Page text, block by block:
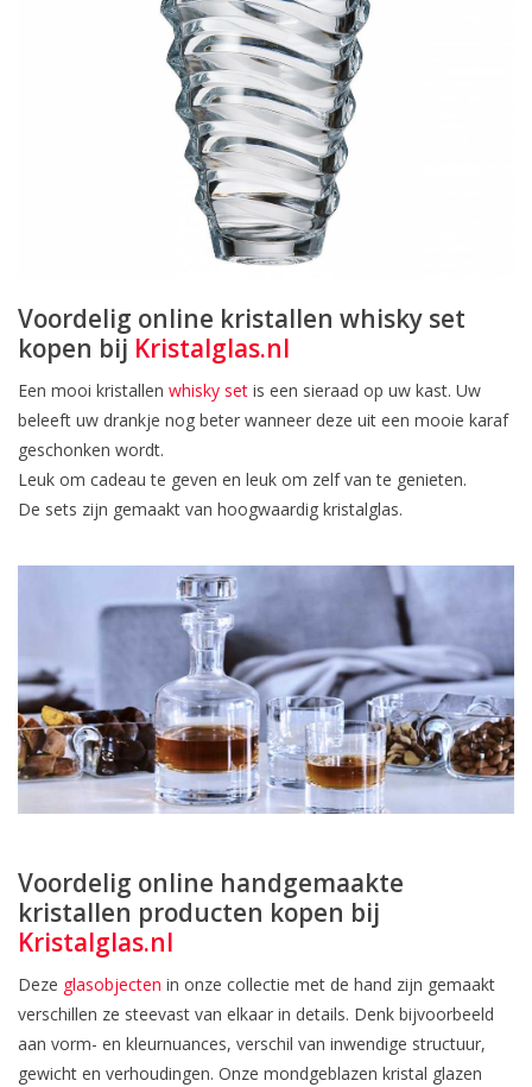
Voordelig online kristallen whisky set
kopen bij Kristalglas.nl
Een mooi kristallen whisky set is een sieraad op uw kast. Uw
beleeft uw drankje nog beter wanneer deze uit een mooie karaf
geschonken wordt.
Leuk om cadeau te geven en leuk om zelf van te genieten.
De sets zijn gemaakt van hoogwaardig kristalglas.
Voordelig online handgemaakte
kristallen producten kopen bij
Kristalglas.nl
Deze glasobjecten in onze collectie met de hand zijn gemaakt
verschillen ze steevast van elkaar in details. Denk bijvoorbeeld
aan vorm- en kleurnuances, verschil van inwendige structuur,
gewicht en verhoudingen. Onze mondgeblazen kristal glazen